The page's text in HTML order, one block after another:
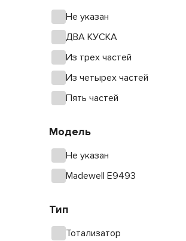
Не указан
ДВА КУСКА
Из трех частей
Из четырех частей
Пять частей
Модель
Не указан
Madewell E9493
Тип
Тотализатор